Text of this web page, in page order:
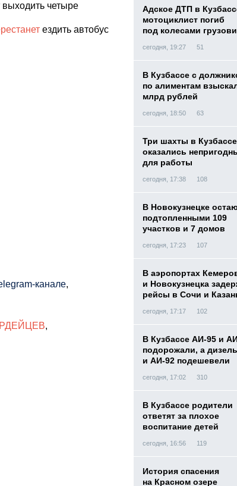
четыре
ездить автобус
канале,
,
Адское ДТП в
мотоциклист погиб
под колесами
сегодня, 19:27 51
В Кузбассе с
по алиментам
млрд рублей
сегодня, 18:50 63
Три шахты в Кузбассе
оказались
для работы
сегодня, 17:38 108
В Новокузнецке
подтопленными 109
участков и 7 домов
сегодня, 17:23 107
В аэропортах
и Новокузнецка
рейсы в Сочи и
сегодня, 17:17 102
В Кузбассе АИ-95 и
подорожали, а дизель
и АИ-92 подешевели
сегодня, 17:02 310
В Кузбассе родители
ответят за плохое
воспитание детей
сегодня, 16:56 119
История спасения
на Красном озере